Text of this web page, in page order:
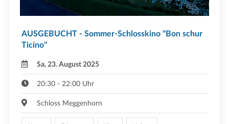
AUSGEBUCHT - Sommer-Schlosskino "Bon schur
Ticino"
Sa, 23. August 2025
20:30 - 22:00 Uhr
Schloss Meggenhorn